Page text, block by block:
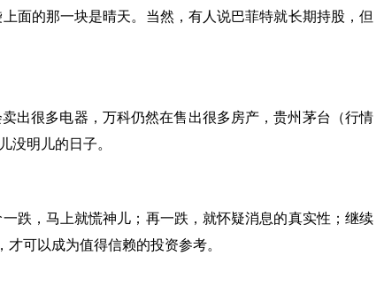
面的那一块是晴天。当然，有人说巴菲特就长期持股，但
出很多电器，万科仍然在售出很多房产，贵州茅台（行情
没明儿的日子。
跌，马上就慌神儿；再一跌，就怀疑消息的真实性；继续
可以成为值得信赖的投资参考。